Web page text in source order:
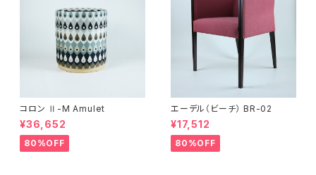
コロン Ⅱ-M Amulet
¥36,652
80%OFF
エーデル（ビーチ） BR-02
¥17,512
80%OFF